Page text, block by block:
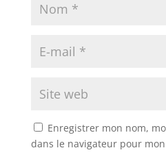
Enregistrer mon nom,
dans le navigateur pour